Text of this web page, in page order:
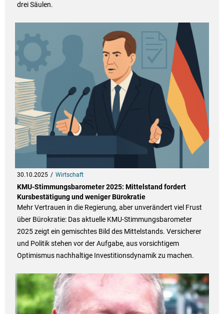
drei Säulen.
30.10.2025 Wirtschaft
KMU-Stimmungsbarometer 2025: Mittelstand fordert
Kursbestätigung und weniger Bürokratie
Mehr Vertrauen in die Regierung, aber unverändert viel Frust
über Bürokratie: Das aktuelle KMU-Stimmungsbarometer
2025 zeigt ein gemischtes Bild des Mittelstands. Versicherer
und Politik stehen vor der Aufgabe, aus vorsichtigem
Optimismus nachhaltige Investitionsdynamik zu machen.